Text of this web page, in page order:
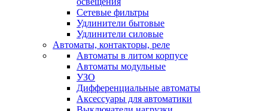
Сетевые фильтры
Удлинители бытовые
Удлинители силовые
Автоматы, контакторы, реле
Автоматы в литом корпусе
Автоматы модульные
УЗО
Дифференциальные автоматы
Аксессуары для автоматики